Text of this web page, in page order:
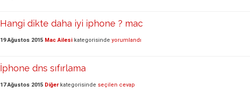
Hangi dikte daha iyi iphone ? mac
19 Ağustos 2015 Mac Ailesi kategorisinde yorumlandı
İphone dns sıfırlama
17 Ağustos 2015 Diğerkategorisinde seçilen cevap